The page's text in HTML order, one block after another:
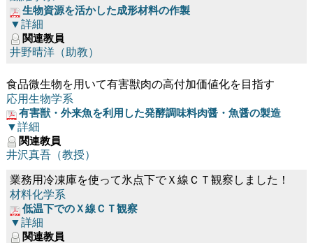
生物資源を活かした成形材料の作製
▼詳細
関連教員
井野晴洋（助教）
食品微生物を用いて有害獣肉の高付加価値化を目指す
応用生物学系
有害獣・外来魚を利用した発酵調味料肉醤・魚醤の製造
▼詳細
関連教員
井沢真吾（教授）
業務用冷凍庫を使って氷点下でＸ線ＣＴ観察しました！
材料化学系
低温下でのＸ線ＣＴ観察
▼詳細
関連教員